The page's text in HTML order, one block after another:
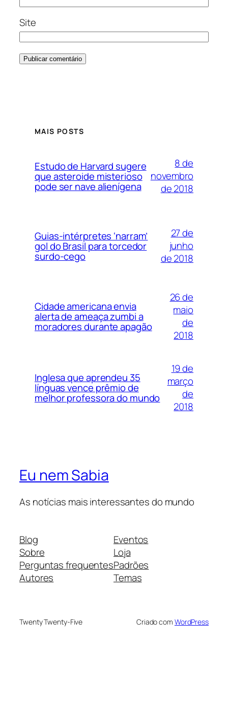
Site
MAIS POSTS
Estudo de Harvard sugere
que asteroide misterioso
pode ser nave alienígena
8 de
novembro
de 2018
Guias-intérpretes ‘narram’
gol do Brasil para torcedor
surdo-cego
27 de
junho
de 2018
Cidade americana envia
alerta de ameaça zumbi a
moradores durante apagão
26 de
maio
de
2018
Inglesa que aprendeu 35
línguas vence prêmio de
melhor professora do mundo
19 de
março
de
2018
Eu nem Sabia
As notícias mais interessantes do mundo
Blog
Sobre
Perguntas frequentes
Autores
Eventos
Loja
Padrões
Temas
Twenty Twenty-Five Criado com WordPress